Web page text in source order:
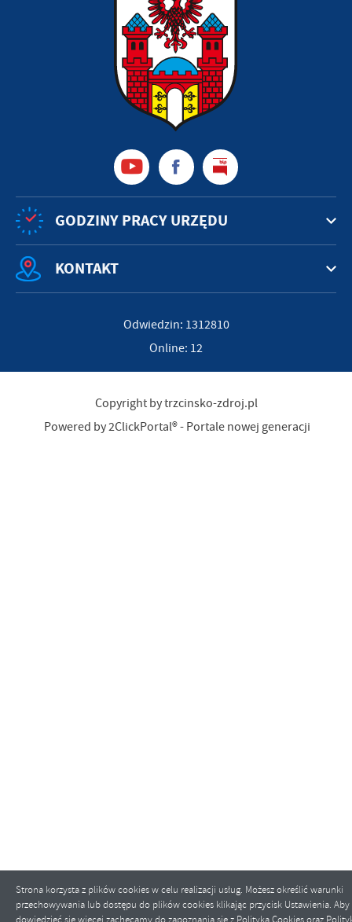
GODZINY PRACY URZĘDU
KONTAKT
Odwiedzin: 1312810
Online: 12
Copyright by trzcinsko-zdroj.pl
Powered by2ClickPortal®- Portale nowej generacji
Strona korzysta z plików cookies w celu realizacji usług. Możesz określić warunki
przechowywania lub dostępu do plików cookies klikając przycisk Ustawienia. Aby